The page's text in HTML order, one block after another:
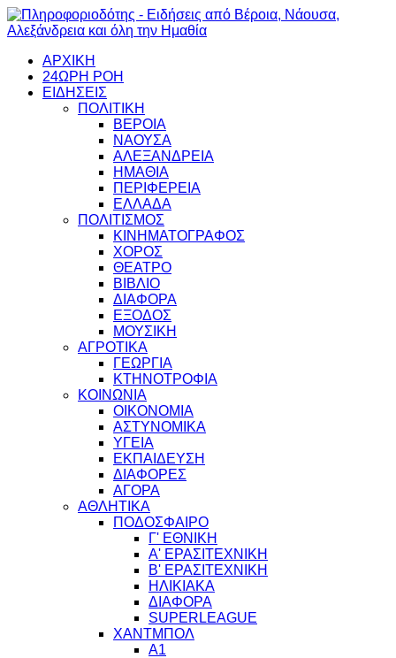
ΑΡΧΙΚΗ
24ΩΡΗ ΡΟΗ
ΕΙΔΗΣΕΙΣ
ΠΟΛΙΤΙΚΗ
ΒΕΡΟΙΑ
ΝΑΟΥΣΑ
ΑΛΕΞΑΝΔΡΕΙΑ
ΗΜΑΘΙΑ
ΠΕΡΙΦΕΡΕΙΑ
ΕΛΛΑΔΑ
ΠΟΛΙΤΙΣΜΟΣ
ΚΙΝΗΜΑΤΟΓΡΑΦΟΣ
ΧΟΡΟΣ
ΘΕΑΤΡΟ
ΒΙΒΛΙΟ
ΔΙΑΦΟΡΑ
ΕΞΟΔΟΣ
ΜΟΥΣΙΚΗ
ΑΓΡΟΤΙΚΑ
ΓΕΩΡΓΙΑ
ΚΤΗΝΟΤΡΟΦΙΑ
ΚΟΙΝΩΝΙΑ
ΟΙΚΟΝΟΜΙΑ
ΑΣΤΥΝΟΜΙΚΑ
ΥΓΕΙΑ
ΕΚΠΑΙΔΕΥΣΗ
ΔΙΑΦΟΡΕΣ
ΑΓΟΡΑ
ΑΘΛΗΤΙΚΑ
ΠΟΔΟΣΦΑΙΡΟ
Γ' ΕΘΝΙΚΗ
Α' ΕΡΑΣΙΤΕΧΝΙΚΗ
Β' ΕΡΑΣΙΤΕΧΝΙΚΗ
ΗΛΙΚΙΑΚΑ
ΔΙΑΦΟΡΑ
SUPERLEAGUE
ΧΑΝΤΜΠΟΛ
Α1